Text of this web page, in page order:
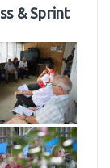
& Sprint